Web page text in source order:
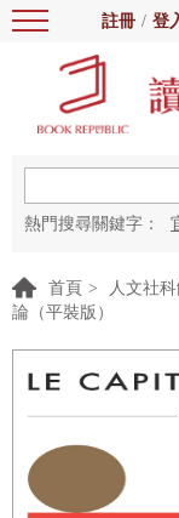
註冊 / 登
熱門搜尋關鍵字：
首頁 > 人文社
論（平裝版）